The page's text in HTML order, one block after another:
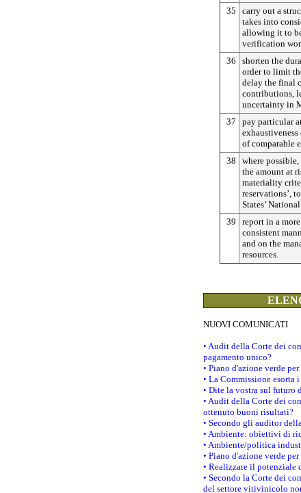
35
carry out a
takes into
allowing it to
verification
36
shorten the
order to limit
delay the final
contributions,
uncertainty in
37
pay particular
exhaustiveness
of comparable
38
where
the amount at
materiality
reservations’,
States’
39
report in a
consistent
and on the
resources.
NUOVI COMUNICATI
• Audit della Corte dei
pagamento unico?
• Piano d'azione verde
• La Commissione
• Dite la vostra sul futuro
• Audit della Corte dei
ottenuto buoni risultati?
• Secondo gli auditor
• Ambiente: obiettivi di
• Ambiente/politica
• Piano d'azione verde
• Realizzare il
• Secondo la Corte dei
del settore vitivinicolo